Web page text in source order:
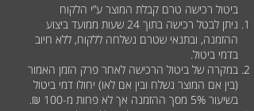
ביטול רכישה טרם קבלת המוצר ע”י הלקוח
ניתן לבטל רכישה בתוך 24 שעות ממועד ביצוע
ההזמנה, ובתנאי שטרם נשלחה ללקוח, ללא חיוב
בדמי ביטול.
במקרה של ביטול הרכישה לאחר פרק הזמן האמור
(בין אם המוצר נשלח ובין אם לאו) יחולו דמי ביטול
בשיעור 5% מסך ההזמנה אך לא פחות מ-100 ₪.